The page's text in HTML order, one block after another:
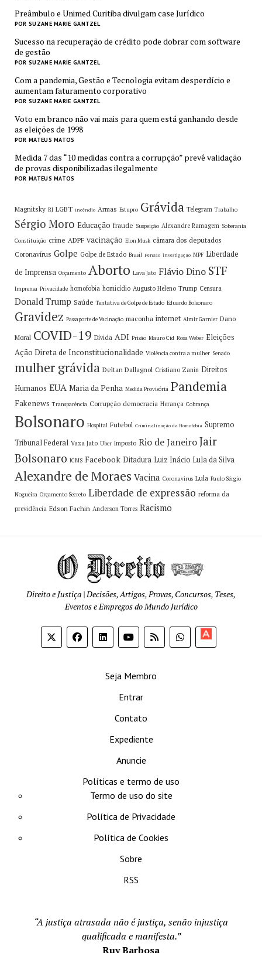
Preâmbulo e Unimed Curitiba divulgam case Jurídico
POR SUZANE MARIE GANTZEL
Sucesso na recuperação de crédito pode dobrar com software
de gestão
POR SUZANE MARIE GANTZEL
Com a pandemia, Gestão e Tecnologia evitam desperdício e
aumentam faturamento corporativo
POR SUZANE MARIE GANTZEL
Voto em branco não vai mais para quem está ganhando desde
as eleições de 1998
POR MATEUS MATOS
Medida 7 das “10 medidas contra a corrupção” prevê validação
de provas disponibilizadas ilegalmente
POR MATEUS MATOS
Magnitsky RJ LGBT Incêndio Armas Estupro Grávida Telegram Trabalho
Sérgio Moro Educação fraude Suspeição Alexandre Ramagem Soberania
Constituição crime ADPF vacinação Elon Musk câmara dos deputados
Coronavírus Golpe Golpe de Estado Brasil Pensão investigação MPF Liberdade
de Imprensa Orçamento Aborto Lava Jato Flávio Dino STF
Imprensa Privacidade homofobia homicídio Augusto Heleno Trump Censura
Donald Trump Saúde Tentativa de Golpe de Estado Eduardo Bolsonaro
Gravidez Passaporte de Vacinação maconha internet Almir Garnier Dano
Moral COVID-19 Dívida ADI Prisão Mauro Cid Rosa Weber Eleições
Ação Direta de Inconstitucionalidade Violência contra a mulher Senado
mulher grávida Deltan Dallagnol Cristiano Zanin Direitos
Humanos EUA Maria da Penha Medida Provisória Pandemia
Fakenews Transparência Corrupção democracia Herança Cobrança
Bolsonaro Hospital Futebol Criminalização da Homofobia Supremo
Tribunal Federal Vaza Jato Uber Imposto Rio de JaneiroJair
Bolsonaro ICMS Facebook Ditadura Luiz Inácio Lula da Silva
Alexandre de Moraes Vacina Coronavirus Lula Paulo Sérgio
Nogueira Orçamento Secreto Liberdade de expressão reforma da
previdência Edson Fachin Anderson Torres Racismo
Direito e Justiça | Decisões, Artigos, Provas, Concursos, Teses,
Eventos e Empregos do Mundo Jurídico
Seja Membro
Entrar
Contato
Expediente
Anuncie
Políticas e termo de uso
Termo de uso do site
Política de Privacidade
Política de Cookies
Sobre
RSS
“A justiça atrasada não é justiça, senão injustiça
qualificada e manifesta.”
Ruy Barbosa